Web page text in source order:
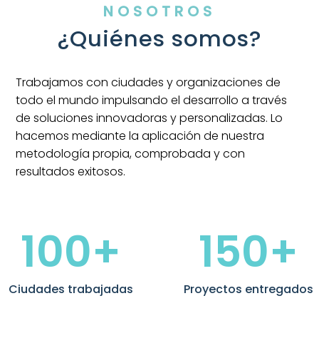
NOSOTROS
¿Quiénes somos?
Trabajamos con ciudades y organizaciones de
todo el mundo impulsando el desarrollo a través
de soluciones innovadoras y personalizadas. Lo
hacemos mediante la aplicación de nuestra
metodología propia, comprobada y con
resultados exitosos.
100+
Ciudades trabajadas
150+
Proyectos entregados